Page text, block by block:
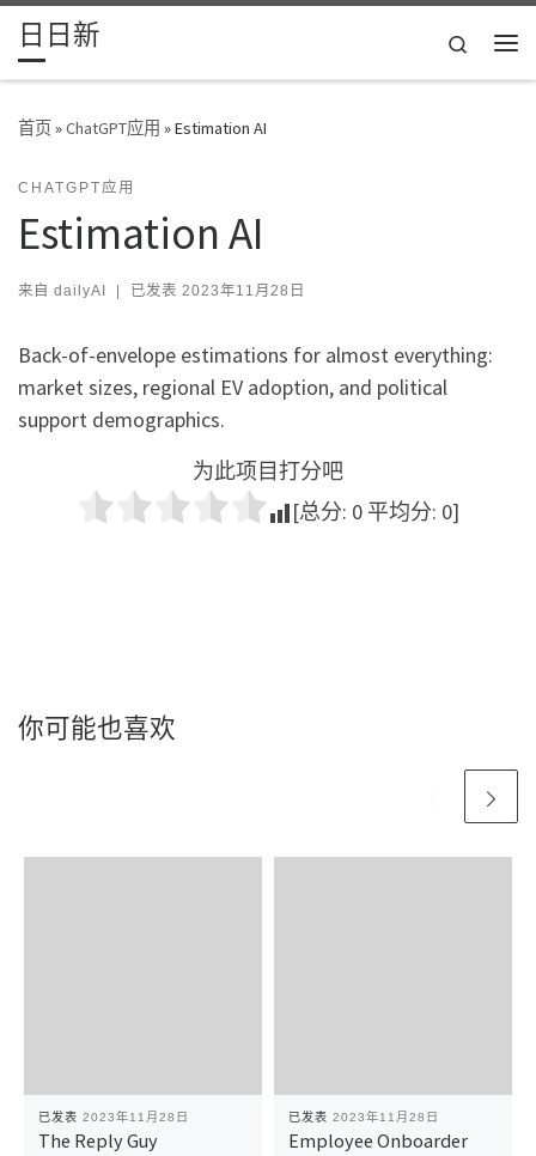
Skip to content
日日新
Search
首页»ChatGPT应用 »Estimation AI
CHATGPT应用
Estimation AI
来自 dailyAI | 已发表 2023年11月28日
Back-of-envelope estimations for almost everything:
market sizes, regional EV adoption, and political
support demographics.
为此项目打分吧
[总分: 0 平均分: 0]
你可能也喜欢
已发表 2023年11月28日
The Reply Guy
已发表 2023年11月28日
Employee Onboarder